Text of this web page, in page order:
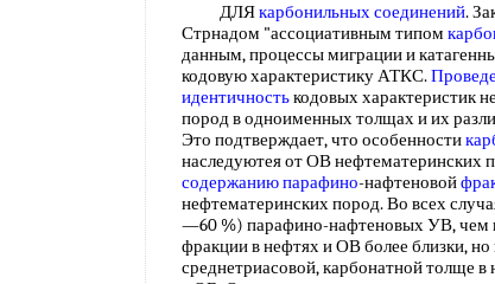
ДЛЯкарбонильных соединений.
Стрнадом "ассоциативным типом
данным, процессы миграции и
кодовую характеристику АТКС.
идентичностькодовых характеристик
пород в одноименных толщах и их
Это подтверждает, что особенности
наследуютея от ОВ нефтематеринских
содержанию парафино-нафтеновой
нефтематеринских пород. Во всех
—60 %) парафино-нафтеновых УВ, чем
фракции в нефтях и ОВ более близки,
среднетриасовой, карбонатной толще